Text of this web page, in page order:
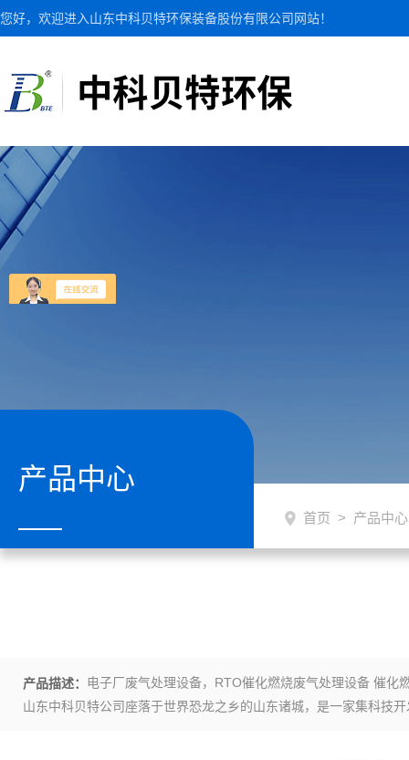
您好，欢迎进入山东中科贝特环保装备股份有限公司网站！
产品中心
首页 > 产品中心
产品描述： 电子厂废气处理设备，RTO催化燃烧废气处理设备 催
山东中科贝特公司座落于世界恐龙之乡的山东诸城，是一家集科技